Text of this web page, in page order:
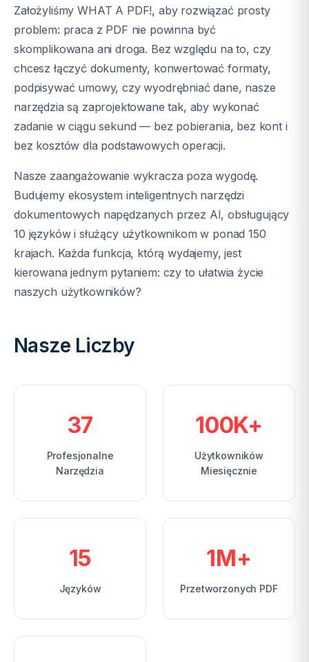
Założyliśmy WHAT A PDF!, aby rozwiązać prosty
problem: praca z PDF nie powinna być
skomplikowana ani droga. Bez względu na to, czy
chcesz łączyć dokumenty, konwertować formaty,
podpisywać umowy, czy wyodrębniać dane, nasze
narzędzia są zaprojektowane tak, aby wykonać
zadanie w ciągu sekund — bez pobierania, bez kont i
bez kosztów dla podstawowych operacji.
Nasze zaangażowanie wykracza poza wygodę.
Budujemy ekosystem inteligentnych narzędzi
dokumentowych napędzanych przez AI, obsługujący
10 języków i służący użytkownikom w ponad 150
krajach. Każda funkcja, którą wydajemy, jest
kierowana jednym pytaniem: czy to ułatwia życie
naszych użytkowników?
Nasze Liczby
37
Profesjonalne
Narzędzia
100K+
Użytkowników
Miesięcznie
15
Języków
1M+
Przetworzonych PDF